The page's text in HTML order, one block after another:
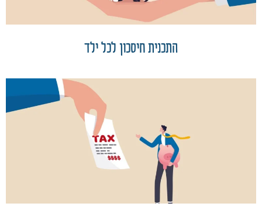
התכנית חיסכון לכל ילד